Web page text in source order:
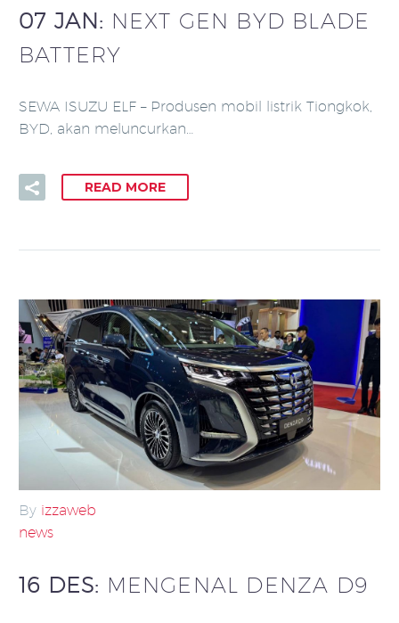
07 JAN: NEXT GEN BYD BLADE
BATTERY
SEWA ISUZU ELF – Produsen mobil listrik Tiongkok,
BYD, akan meluncurkan…
READ MORE
By izzaweb
news
16 DES: MENGENAL DENZA D9